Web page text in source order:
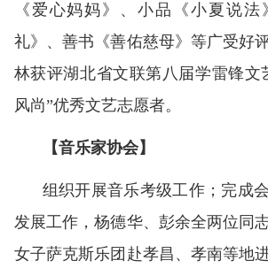
《爱心妈妈》、小品《小夏说法
礼》、善书《善佑慈母》等广受好
林获评湖北省文联第八届学雷锋文
风尚”优秀文艺志愿者。
【音乐家协会】
组织开展音乐考级工作；完成
发展工作，杨德华、彭余全两位同
女子萨克斯乐团赴孝昌、孝南等地